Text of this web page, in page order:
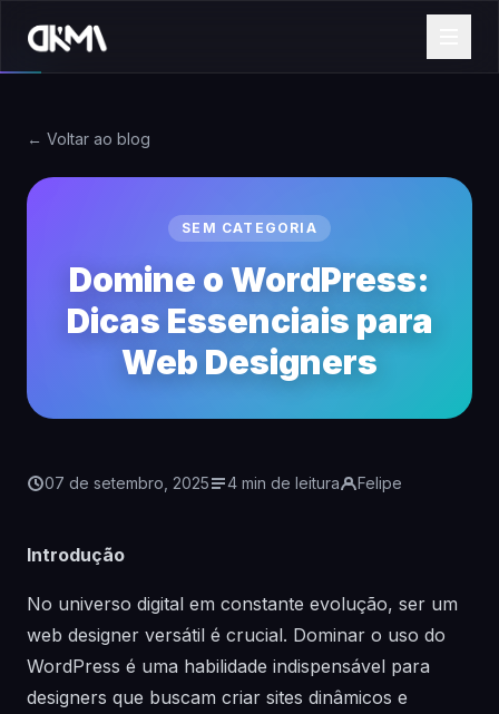
← Voltar ao blog
SEM CATEGORIA
Domine o WordPress:
Dicas Essenciais para
Web Designers
07 de setembro, 2025 4 min de leitura Felipe
Introdução
No universo digital em constante evolução, ser um
web designer versátil é crucial. Dominar o uso do
WordPress é uma habilidade indispensável para
designers que buscam criar sites dinâmicos e